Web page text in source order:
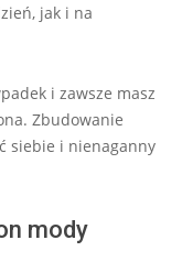
jak i na
i zawsze masz
Zbudowanie
siebie i nienaganny
mody